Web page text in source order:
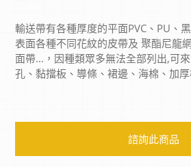
輸送帶有各種厚度的平面PVC、PU、
表面各種不同花紋的皮帶及 聚酯尼龍
面帶…，因種類眾多無法全部列出,可
孔、黏擋板、導條、裙邊、海棉、加
諮詢此商品